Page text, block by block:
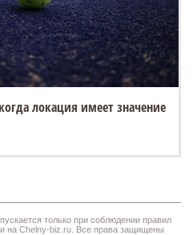
локация имеет значение
только при соблюдении правил
на Chelny-biz.ru. Все права защищены